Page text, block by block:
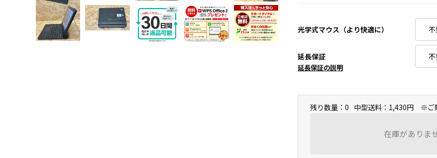
光学式マウス（より快適に）
延長保証
延長保証の説明
残り数量：0 中型送料：1,430円 ※ご
在庫がありま